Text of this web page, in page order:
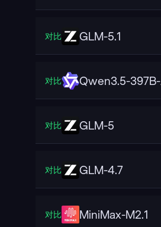
对比 GLM-5.1
对比 Qwen3.5-
对比 GLM-5
对比 GLM-4.7
对比 MiniMax-M2.1